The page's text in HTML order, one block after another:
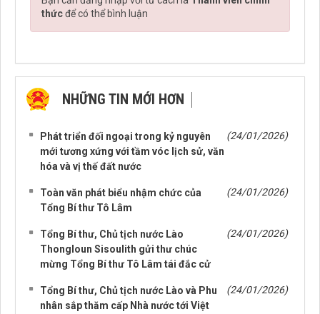
thứcđể có thể bình luận
NHỮNG TIN MỚI HƠN
Phát triển đối ngoại trong kỷ nguyên
mới tương xứng với tầm vóc lịch sử, văn
hóa và vị thế đất nước
(24/01/2026)
Toàn văn phát biểu nhậm chức của
Tổng Bí thư Tô Lâm
(24/01/2026)
Tổng Bí thư, Chủ tịch nước Lào
Thongloun Sisoulith gửi thư chúc
mừng Tổng Bí thư Tô Lâm tái đắc cử
(24/01/2026)
Tổng Bí thư, Chủ tịch nước Lào và Phu
nhân sắp thăm cấp Nhà nước tới Việt
(24/01/2026)